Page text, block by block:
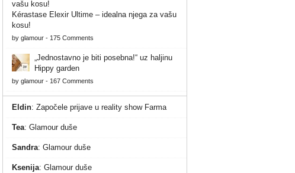
Kérastase Elexir Ultime – idealna njega za vašu
kosu!
by glamour - 175 Comments
„Jednostavno je biti posebna!“ uz haljinu
Hippy garden
by glamour - 167 Comments
Eldin: Započele prijave u reality show Farma
Tea: Glamour duše
Sandra: Glamour duše
Ksenija: Glamour duše